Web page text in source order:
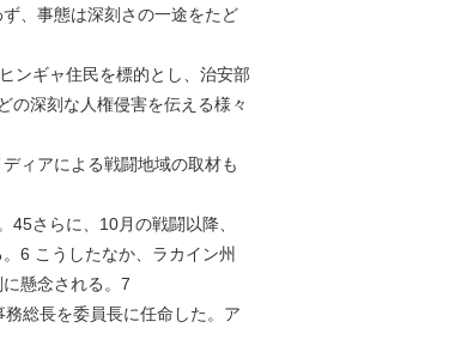
、事態は深刻さの一途をたど
ンギャ住民を標的とし、治安部
の深刻な人権侵害を伝える様々
ィアによる戦闘地域の取材も
さらに、10月の戦闘以降、
6 こうしたなか、ラカイン州
懸念される。7
総長を委員長に任命した。ア